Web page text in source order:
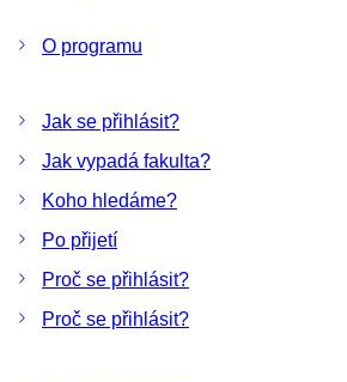
O programu
Jak se přihlásit?
Jak vypadá fakulta?
Koho hledáme?
Po přijetí
Proč se přihlásit?
Proč se přihlásit?